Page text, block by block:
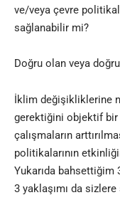
ve/veya çevre
sağlanabilir mi?
Doğru olan veya
İklim değişikliklerine
gerektiğini objektif
çalışmaların
politikalarının
Yukarıda
3 yaklaşımı da